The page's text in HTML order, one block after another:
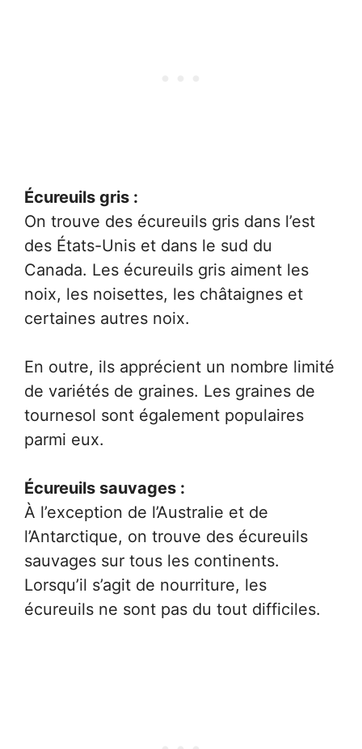
Écureuils gris :
On trouve des écureuils gris dans l’est
des États-Unis et dans le sud du
Canada. Les écureuils gris aiment les
noix, les noisettes, les châtaignes et
certaines autres noix.
En outre, ils apprécient un nombre limité
de variétés de graines. Les graines de
tournesol sont également populaires
parmi eux.
Écureuils sauvages :
À l’exception de l’Australie et de
l’Antarctique, on trouve des écureuils
sauvages sur tous les continents.
Lorsqu’il s’agit de nourriture, les
écureuils ne sont pas du tout difficiles.